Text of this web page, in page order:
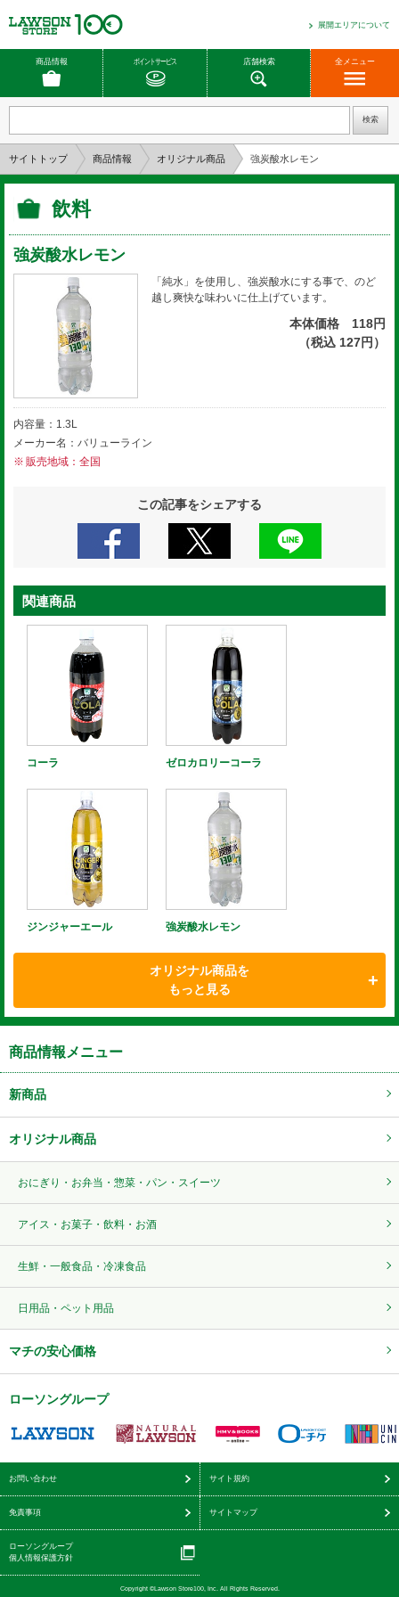
展開エリアについて
商品情報 ポイントサービス 店舗検索 全メニュー
サイトトップ 商品情報 オリジナル商品 強炭酸水レモン
飲料
強炭酸水レモン
「純水」を使用し、強炭酸水にする事で、のど
越し爽快な味わいに仕上げています。
本体価格 118円
（税込 127円）
内容量：1.3L
メーカー名：バリューライン
販売地域：全国
この記事をシェアする
関連商品
コーラ ゼロカロリーコーラ
ジンジャーエール 強炭酸水レモン
オリジナル商品を
もっと見る
商品情報メニュー
新商品
オリジナル商品
おにぎり・お弁当・惣菜・パン・スイーツ
アイス・お菓子・飲料・お酒
生鮮・一般食品・冷凍食品
日用品・ペット用品
マチの安心価格
ローソングループ
お問い合わせ サイト規約
免責事項 サイトマップ
ローソングループ
個人情報保護方針
Copyright ©Lawson Store100, Inc. All Rights Reserved.